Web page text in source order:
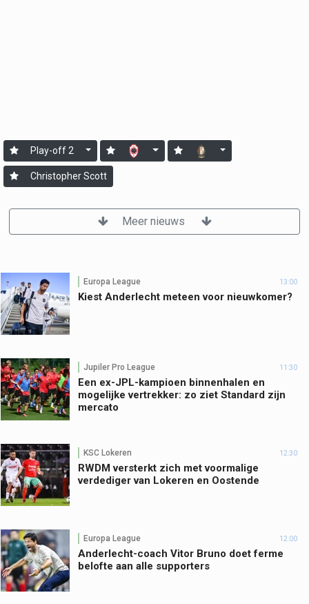
Play-off 2
Christopher Scott
Meer nieuws
Europa League 13:00
Kiest Anderlecht meteen voor nieuwkomer?
Jupiler Pro League 11:30
Een ex-JPL-kampioen binnenhalen en
mogelijke vertrekker: zo ziet Standard zijn
mercato
KSC Lokeren 12:30
RWDM versterkt zich met voormalige
verdediger van Lokeren en Oostende
Europa League 12:00
Anderlecht-coach Vitor Bruno doet ferme
belofte aan alle supporters